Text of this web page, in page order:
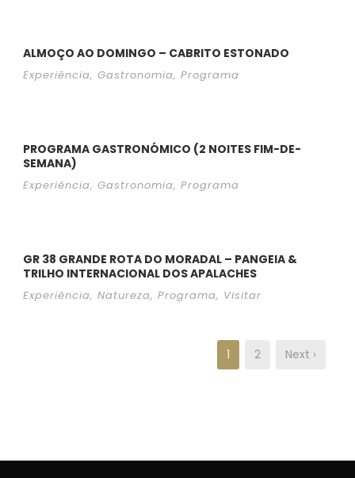
ALMOÇO AO DOMINGO – CABRITO ESTONADO
Experiência, Gastronomia, Programa
PROGRAMA GASTRONÓMICO (2 NOITES FIM-DE-
SEMANA)
Experiência, Gastronomia, Programa
GR 38 GRANDE ROTA DO MORADAL – PANGEIA &
TRILHO INTERNACIONAL DOS APALACHES
Experiência, Natureza, Programa, Visitar
1 2 Next ›